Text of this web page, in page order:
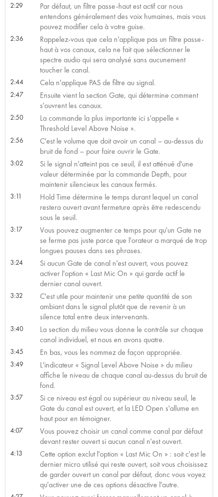
2:29
Par défaut, un filtre passe-haut est actif car nous
entendons généralement des voix humaines, mais vous
pouvez modifier cela à votre guise.
2:36
Rappelez-vous que cela n'applique pas un filtre passe-
haut à vos canaux, cela ne fait que sélectionner le
spectre audio qui sera analysé sans aucunement
toucher le canal.
2:44 Cela n'applique PAS de filtre au signal.
2:47
Ensuite vient la section Gate, qui détermine comment
s'ouvrent les canaux.
2:50
La commande la plus importante ici s'appelle «
Threshold Level Above Noise ».
2:56
C'est le volume que doit avoir un canal – au-dessus du
bruit de fond – pour faire ouvrir le Gate.
3:02
Si le signal n'atteint pas ce seuil, il est atténué d'une
valeur déterminée par la commande Depth, pour
maintenir silencieux les canaux fermés.
3:11
Hold Time détermine le temps durant lequel un canal
restera ouvert avant fermeture après être redescendu
sous le seuil.
3:17
Vous pouvez augmenter ce temps pour qu'un Gate ne
se ferme pas juste parce que l'orateur a marqué de trop
longues pauses dans ses phrases.
3:24
Si aucun Gate de canal n'est ouvert, vous pouvez
activer l'option « Last Mic On » qui garde actif le
dernier canal ouvert.
3:32
C'est utile pour maintenir une petite quantité de son
ambiant dans le signal plutôt que de revenir à un
silence total entre deux intervenants.
3:40
La section du milieu vous donne le contrôle sur chaque
canal individuel, et nous en avons quatre.
3:45 En bas, vous les nommez de façon appropriée.
3:49
L'indicateur « Signal Level Above Noise » du milieu
affiche le niveau de chaque canal au-dessus du bruit de
fond.
3:57
Si ce niveau est égal ou supérieur au niveau seuil, le
Gate du canal est ouvert, et la LED Open s'allume en
haut pour en témoigner.
4:07
Vous pouvez choisir un canal comme canal par défaut
devant rester ouvert si aucun canal n'est ouvert.
4:13
Cette option exclut l'option « Last Mic On » : soit c'est le
dernier micro utilisé qui reste ouvert, soit vous choisissez
de garder ouvert un canal par défaut, donc vous voyez
qu'activer une de ces options désactive l'autre.